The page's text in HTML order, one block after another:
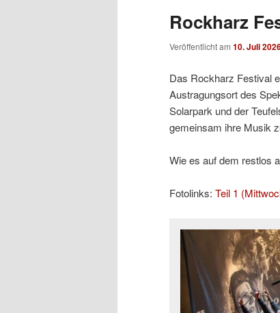
Rockharz
Veröffentlicht am 10. Juli
Das Rockharz Festival
Austragungsort des
Solarpark und der
gemeinsam ihre Musik
Wie es auf dem restlos
Fotolinks: Teil 1